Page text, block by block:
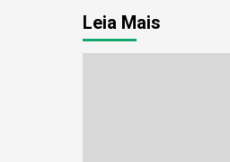
Leia Mais